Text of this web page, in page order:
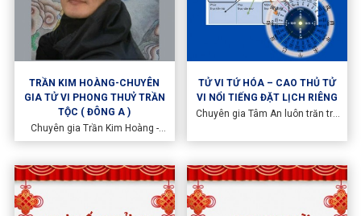
TRẦN KIM HOÀNG-CHUYÊN
GIA TỬ VI PHONG THUỶ TRẦN
TỘC ( ĐÔNG A )
Chuyên gia Trần Kim Hoàng -
người giữ lửa cho kỳ môn lý số
âm thầm truyền dạy, đứng sau
kho kiến thức tử vi đồ sộ và tham
gia trực tiếp giảng dạy đồ đệ nổi
tiếng với những nghiên cứu được
TỬ VI TỨ HÓA – CAO THỦ TỬ
VI NỔI TIẾNG ĐẶT LỊCH RIÊNG
Chuyên gia Tâm An luôn trăn trở
đã tìm đến một hướng nghiên
về Tứ Hóa và kết hợp Kinh Dịch,
Tử Bình.